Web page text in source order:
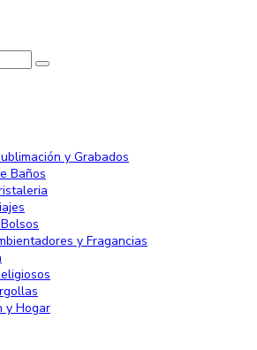
y Grabados
Baños
y Fragancias
y Hogar